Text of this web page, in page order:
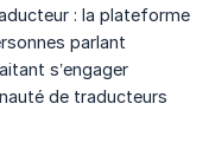
: la plateforme
parlant
s’engager
de traducteurs